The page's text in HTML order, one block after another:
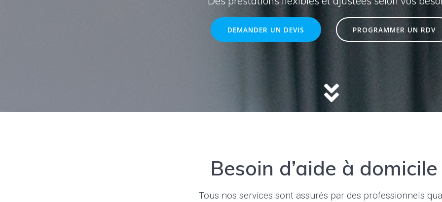
DEMANDER UN DEVIS PROGRAMMER UN RDV
Besoin d’aide à domicile
Tous nos services sont assurés par des professionnels